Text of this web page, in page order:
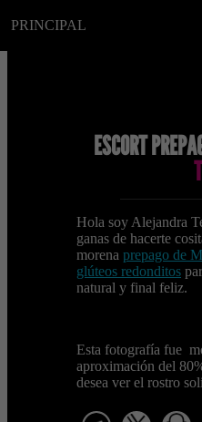
PRINCIPAL
ESCORT
Hola soy Alejandra
ganas de hacerte
morena prepago de
glúteos redonditos
natural y final feliz.
Esta fotografía fue
aproximación del
desea ver el rostro
telegram